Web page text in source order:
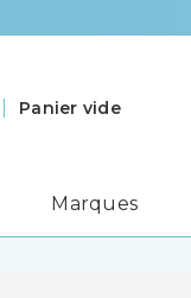
Panier vide
Marques